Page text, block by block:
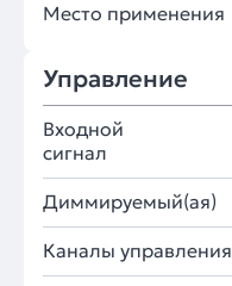
Место применения
Управление
Входной
сигнал
Диммируемый(ая)
Каналы управления